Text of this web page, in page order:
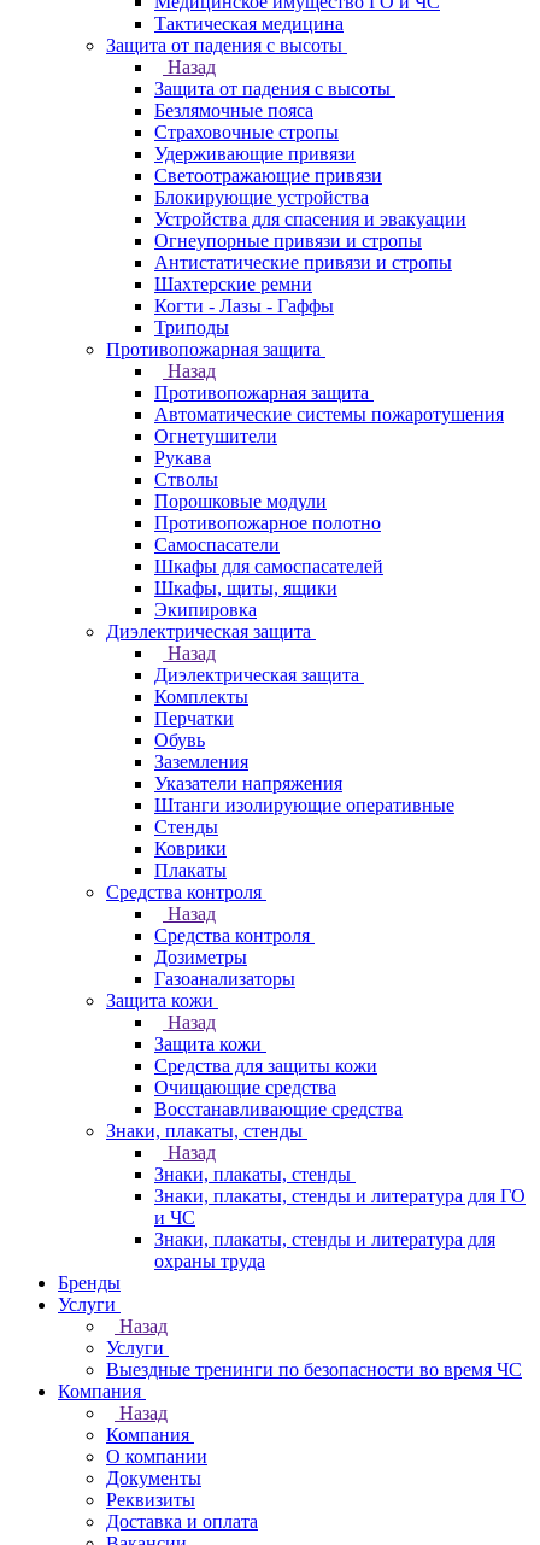
Тактическая медицина
Защита от падения с высоты
Назад
Защита от падения с высоты
Безлямочные пояса
Страховочные стропы
Удерживающие привязи
Светоотражающие привязи
Блокирующие устройства
Устройства для спасения и эвакуации
Огнеупорные привязи и стропы
Антистатические привязи и стропы
Шахтерские ремни
Когти - Лазы - Гаффы
Триподы
Противопожарная защита
Назад
Противопожарная защита
Автоматические системы пожаротушения
Огнетушители
Рукава
Стволы
Порошковые модули
Противопожарное полотно
Самоспасатели
Шкафы для самоспасателей
Шкафы, щиты, ящики
Экипировка
Диэлектрическая защита
Назад
Диэлектрическая защита
Комплекты
Перчатки
Обувь
Заземления
Указатели напряжения
Штанги изолирующие оперативные
Стенды
Коврики
Плакаты
Средства контроля
Назад
Средства контроля
Дозиметры
Газоанализаторы
Защита кожи
Назад
Защита кожи
Средства для защиты кожи
Очищающие средства
Восстанавливающие средства
Знаки, плакаты, стенды
Назад
Знаки, плакаты, стенды
Знаки, плакаты, стенды и литература для ГО
и ЧС
Знаки, плакаты, стенды и литература для
охраны труда
Бренды
Услуги
Назад
Услуги
Выездные тренинги по безопасности во время ЧС
Компания
Назад
Компания
О компании
Документы
Реквизиты
Доставка и оплата